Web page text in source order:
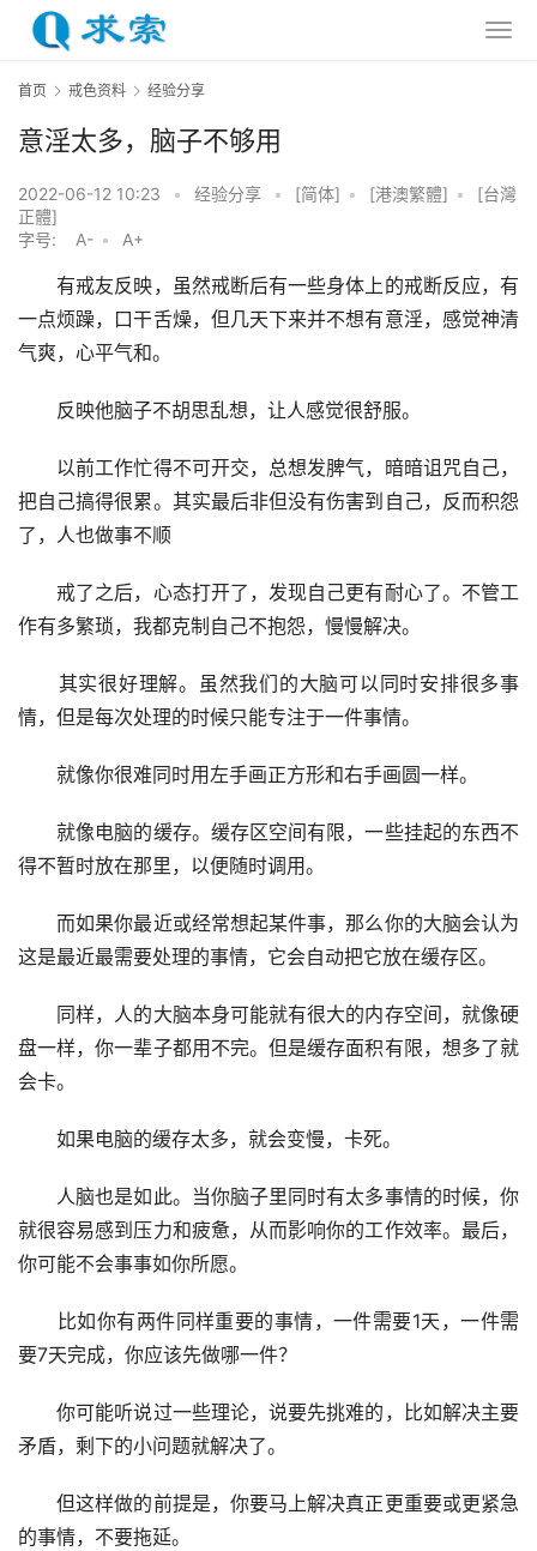
首页 戒色资料 经验分享
意淫太多，脑子不够用
2022-06-12 10:23 • 经验分享 • [简体] • [港澳繁體] •
[台灣
正體]
字号:
A- • A+
有戒友反映，虽然戒断后有一些身体上的戒断反应，有
一点烦躁，口干舌燥，但几天下来并不想有意淫，感觉神清
气爽，心平气和。
反映他脑子不胡思乱想，让人感觉很舒服。
以前工作忙得不可开交，总想发脾气，暗暗诅咒自己，
把自己搞得很累。其实最后非但没有伤害到自己，反而积怨
了，人也做事不顺
戒了之后，心态打开了，发现自己更有耐心了。不管工
作有多繁琐，我都克制自己不抱怨，慢慢解决。
其实很好理解。虽然我们的大脑可以同时安排很多事
情，但是每次处理的时候只能专注于一件事情。
就像你很难同时用左手画正方形和右手画圆一样。
就像电脑的缓存。缓存区空间有限，一些挂起的东西不
得不暂时放在那里，以便随时调用。
而如果你最近或经常想起某件事，那么你的大脑会认为
这是最近最需要处理的事情，它会自动把它放在缓存区。
同样，人的大脑本身可能就有很大的内存空间，就像硬
盘一样，你一辈子都用不完。但是缓存面积有限，想多了就
会卡。
如果电脑的缓存太多，就会变慢，卡死。
人脑也是如此。当你脑子里同时有太多事情的时候，你
就很容易感到压力和疲惫，从而影响你的工作效率。最后，
你可能不会事事如你所愿。
比如你有两件同样重要的事情，一件需要1天，一件需
要7天完成，你应该先做哪一件？
你可能听说过一些理论，说要先挑难的，比如解决主要
矛盾，剩下的小问题就解决了。
但这样做的前提是，你要马上解决真正更重要或更紧急
的事情，不要拖延。